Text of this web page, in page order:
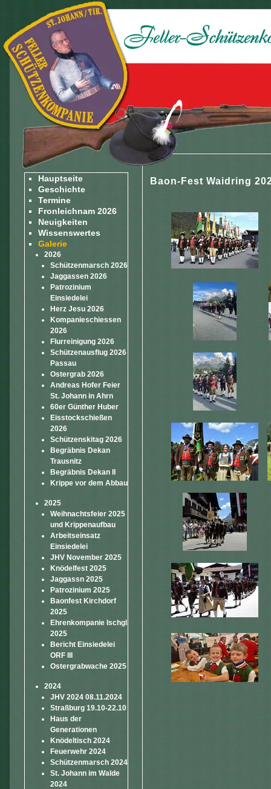
Hauptseite
Geschichte
Termine
Fronleichnam 2026
Neuigkeiten
Wissenswertes
Galerie
2026
Schützenmarsch 2026
Jaggassen 2026
Patrozinium
Einsiedelei
Herz Jesu 2026
Kompanieschiessen
2026
Flurreinigung 2026
Schützenausflug 2026
Passau
Ostergrab 2026
Andreas Hofer Feier
St. Johann in Ahrn
60er Günther Huber
Eisstockschießen
2026
Schützenskitag 2026
Begräbnis Dekan
Trausnitz
Begräbnis Dekan II
Krippe vor dem Abbau
2025
Weihnachtsfeier 2025
und Krippenaufbau
Arbeitseinsatz
Einsiedelei
JHV November 2025
Knödelfest 2025
Jaggassn 2025
Patrozinium 2025
Baonfest Kirchdorf
2025
Ehrenkompanie Ischgl
2025
Bericht Einsiedelei
ORF III
Ostergrabwache 2025
2024
JHV 2024 08.11.2024
Straßburg 19.10-22.10
Haus der
Generationen
Knödeltisch 2024
Feuerwehr 2024
Schützenmarsch 2024
St. Johann im Walde
2024
Baon-Fest Waidring